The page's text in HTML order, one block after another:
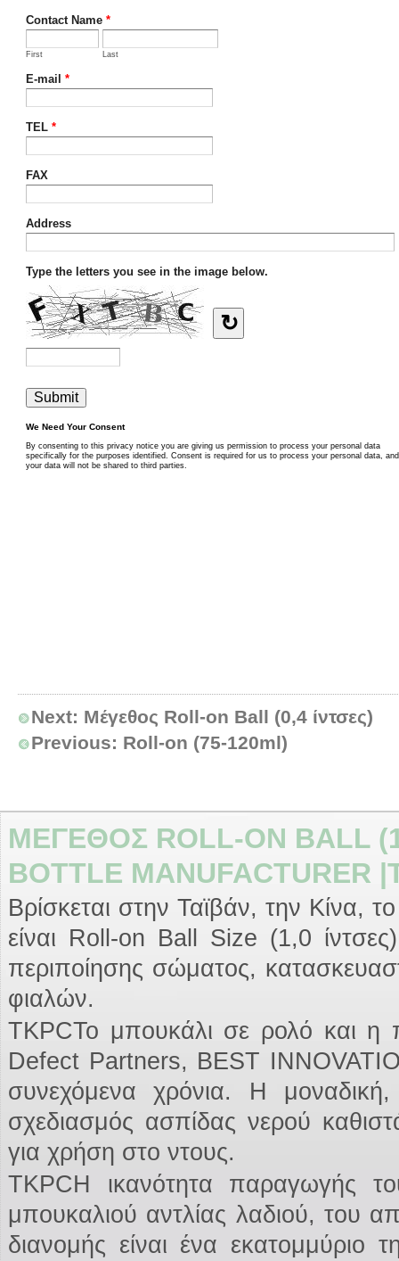
Next: Μέγεθος Roll-on Ball (0,4 ίντσες)
Previous: Roll-on (75-120ml)
ΜΈΓΕΘΟΣ ROLL-ON BALL
BOTTLE MANUFACTURER
Βρίσκεται στην Ταϊβάν, την Κίνα,
είναι Roll-on Ball Size (1,0
περιποίησης σώματος,
φιαλών.
TKPCΤο μπουκάλι σε ρολό και η
Defect Partners, BEST
συνεχόμενα χρόνια. Η
σχεδιασμός ασπίδας νερού
για χρήση στο ντους.
TKPCΗ ικανότητα παραγωγής
μπουκαλιού αντλίας λαδιού, του
διανομής είναι ένα εκατομμύριο